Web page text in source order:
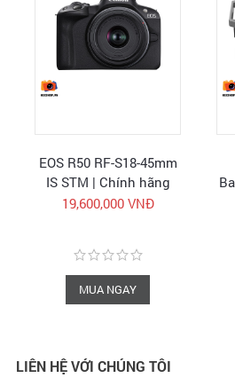
EOS R50 RF-S18-45mm
IS STM | Chính hãng
Canon Vietnam
19,600,000 VNĐ
MUA NGAY
LIÊN HỆ VỚI CHÚNG TÔI